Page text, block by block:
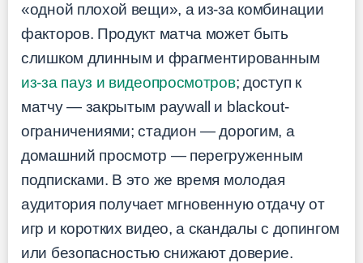
«одной плохой вещи», а из-за комбинации
факторов. Продукт матча может быть
слишком длинным и фрагментированным
из-за пауз и видеопросмотров; доступ к
матчу — закрытым paywall и blackout-
ограничениями; стадион — дорогим, а
домашний просмотр — перегруженным
подписками. В это же время молодая
аудитория получает мгновенную отдачу от
игр и коротких видео, а скандалы с допингом
или безопасностью снижают доверие.